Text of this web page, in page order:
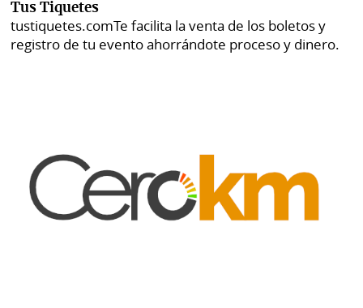
Tus Tiquetes
tustiquetes.comTe facilita la venta de los boletos y
registro de tu evento ahorrándote proceso y dinero.